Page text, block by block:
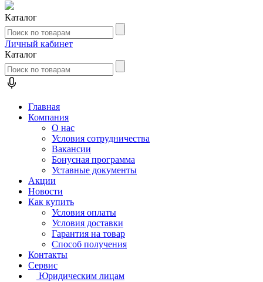
Каталог
Личный кабинет
Каталог
Главная
Компания
О нас
Условия сотрудничества
Вакансии
Бонусная программа
Уставные документы
Акции
Новости
Как купить
Условия оплаты
Условия доставки
Гарантия на товар
Способ получения
Контакты
Сервис
Юридическим лицам